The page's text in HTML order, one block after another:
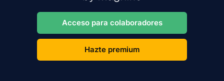
Acceso para colaboradores
Hazte premium